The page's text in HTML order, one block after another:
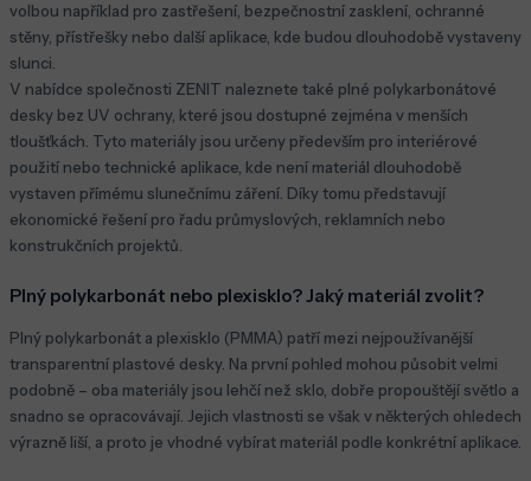
volbou například pro zastřešení, bezpečnostní zasklení, ochranné
stěny, přístřešky nebo další aplikace, kde budou dlouhodobě vystaveny
slunci.
V nabídce společnosti ZENIT naleznete také plné polykarbonátové
desky bez UV ochrany, které jsou dostupné zejména v menších
tloušťkách. Tyto materiály jsou určeny především pro interiérové
použití nebo technické aplikace, kde není materiál dlouhodobě
vystaven přímému slunečnímu záření. Díky tomu představují
ekonomické řešení pro řadu průmyslových, reklamních nebo
konstrukčních projektů.
Plný polykarbonát nebo plexisklo? Jaký materiál zvolit?
Plný polykarbonát a plexisklo (PMMA) patří mezi nejpoužívanější
transparentní plastové desky. Na první pohled mohou působit velmi
podobně – oba materiály jsou lehčí než sklo, dobře propouštějí světlo a
snadno se opracovávají. Jejich vlastnosti se však v některých ohledech
výrazně liší, a proto je vhodné vybírat materiál podle konkrétní aplikace.